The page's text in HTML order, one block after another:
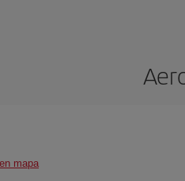
mapa